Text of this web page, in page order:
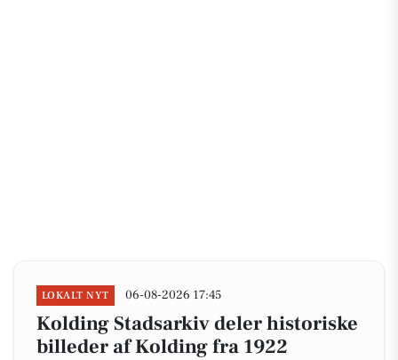
LOKALT NYT 06-08-2026 17:45
Kolding Stadsarkiv deler historiske
billeder af Kolding fra 1922